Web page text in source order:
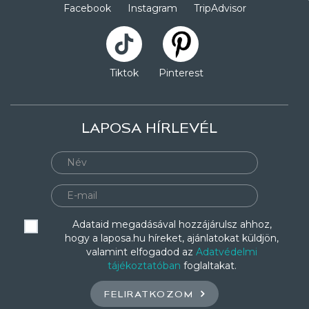
Facebook Instagram TripAdvisor
Tiktok Pinterest
LAPOSA HÍRLEVÉL
Adataid megadásával hozzájárulsz ahhoz,
hogy a laposa.hu híreket, ajánlatokat küldjön,
valamint elfogadod az Adatvédelmi
tájékoztatóban foglaltakat.
FELIRATKOZOM